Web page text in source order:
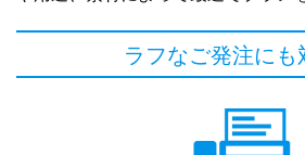
ラフなご発注にも